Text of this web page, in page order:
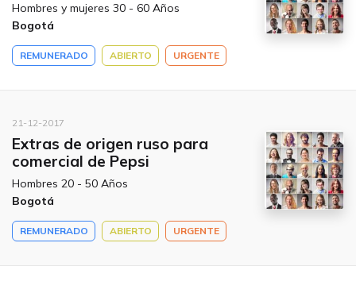
Hombres y mujeres 30 - 60 Años
Bogotá
REMUNERADO ABIERTO URGENTE
21-12-2017
Extras de origen ruso para
comercial de Pepsi
Hombres 20 - 50 Años
Bogotá
REMUNERADO ABIERTO URGENTE